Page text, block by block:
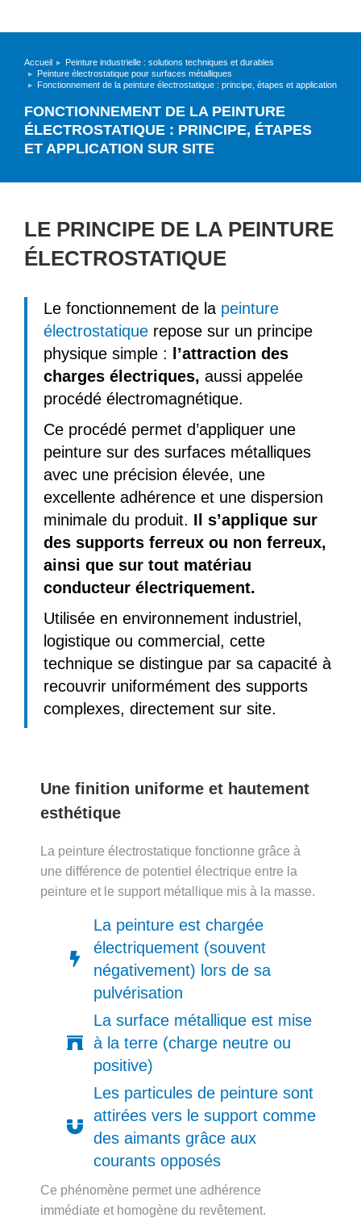
Vous êtes ici :
Accueil
Peinture industrielle : solutions techniques et durables
Peinture électrostatique pour surfaces métalliques
Fonctionnement de la peinture électrostatique : principe, étapes et application sur
FONCTIONNEMENT DE LA PEINTURE
ÉLECTROSTATIQUE : PRINCIPE, ÉTAPES
ET APPLICATION SUR SITE
LE PRINCIPE DE LA PEINTURE
ÉLECTROSTATIQUE
Le fonctionnement de la peinture
électrostatique repose sur un principe
physique simple :
l’attraction des
charges électriques, aussi appelée
procédé électromagnétique.
Ce procédé permet d’appliquer une
peinture sur des surfaces métalliques
avec une précision élevée, une
excellente adhérence et une dispersion
minimale du produit. Il s’applique sur
des supports ferreux ou non ferreux,
ainsi que sur tout matériau
conducteur électriquement.
Utilisée en environnement industriel,
logistique ou commercial, cette
technique se distingue par sa capacité à
recouvrir uniformément des supports
complexes, directement sur site.
Une finition uniforme et hautement
esthétique​
La peinture électrostatique fonctionne grâce à
une différence de potentiel électrique entre la
peinture et le support métallique mis à la masse.
La peinture est chargée
électriquement (souvent
négativement) lors de sa
pulvérisation
La surface métallique est mise
à la terre (charge neutre ou
positive)
Les particules de peinture sont
attirées vers le support comme
des aimants grâce aux
courants opposés
Ce phénomène permet une adhérence
immédiate et homogène du revêtement.